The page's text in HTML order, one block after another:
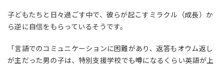
子どもたちと日々過ごす中で、彼らが起こすミラクル（成長）か
ら逆に自信をもらっているそうです。
「言語でのコミュニケーションに困難があり、返答もオウム返し
が主だった男の子は、 特別支援学校でも噂になるくらい英語が上